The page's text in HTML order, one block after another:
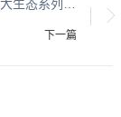
下一篇